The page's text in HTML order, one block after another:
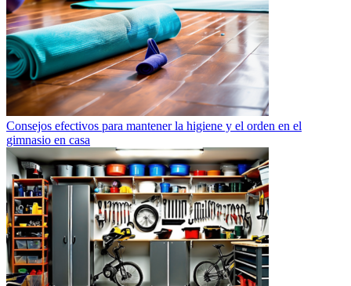
Consejos efectivos para mantener la higiene y el orden en el
gimnasio en casa